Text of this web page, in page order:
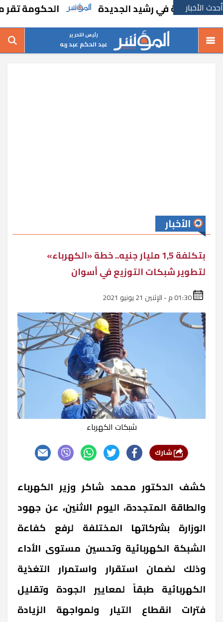
أحدث الأخبار
في رشيد الجديدة الحكومة تقر مسانده
رئيس التحرير
عبد الحكم عبد ربه
الأخبار
بتكلفة 1,5 مليار جنيه.. خطة «الكهرباء»
لتطوير شبكات التوزيع في أسوان
شبكات الكهرباء
كشف الدكتور محمد شاكر وزير الكهرباء
والطاقة المتجددة، اليوم الاثنين، عن جهود
الوزارة بشركاتها المختلفة لرفع كفاءة
الشبكة الكهربائية وتحسين مستوى الأداء
وذلك لضمان استقرار واستمرار التغذية
الكهربائية طبقاً لمعايير الجودة وتقليل
فترات انقطاع التيار ولمواجهة الزيادة